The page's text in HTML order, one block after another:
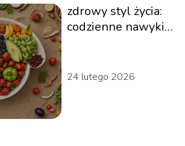
zdrowy styl życia:
codzienne nawyki
24 lutego 2026